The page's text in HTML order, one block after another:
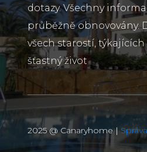
dotazy. Všechny
průběžně obnovovány.
všech starostí,
šťastný život
2025 @ Canaryhome |